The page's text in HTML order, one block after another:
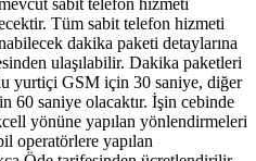
Tüm sabit telefon hizmeti
dakika paketi detaylarına
ulaşılabilir. Dakika paketleri
yurtiçi GSM için 30 saniye, diğer
60 saniye olacaktır. İşin cebinde
yönüne yapılan yönlendirmeleri
operatörlere yapılan